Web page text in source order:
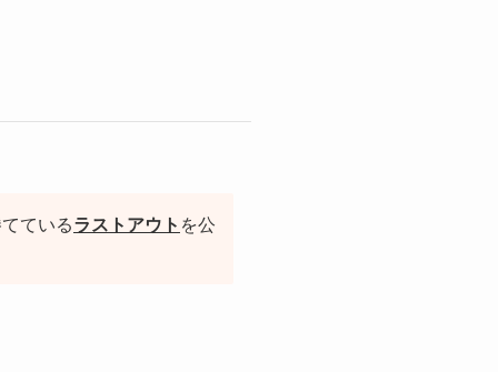
ているラストアウト を公